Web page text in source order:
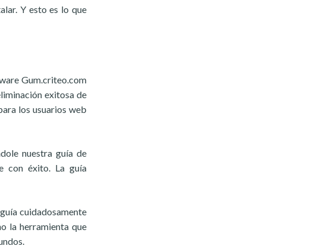
Y esto es lo que
Gum.criteo.com
exitosa de
los usuarios web
nuestra guía de
con éxito. La guía
cuidadosamente
la herramienta que